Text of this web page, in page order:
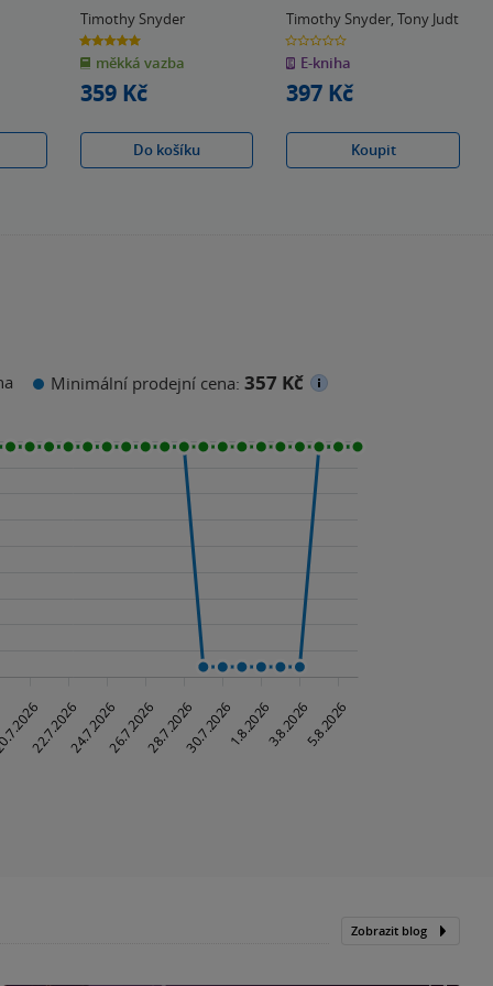
Timothy Snyder
5.0
z
5
hvězdiček
měkká vazba
359 Kč
Do košíku
Timothy Snyder,Tony Judt
0.0
z
5
hvězdiček
E-kniha
397 Kč
Koupit
Minimální prodejní cena: 357 Kč
Zobrazit blog